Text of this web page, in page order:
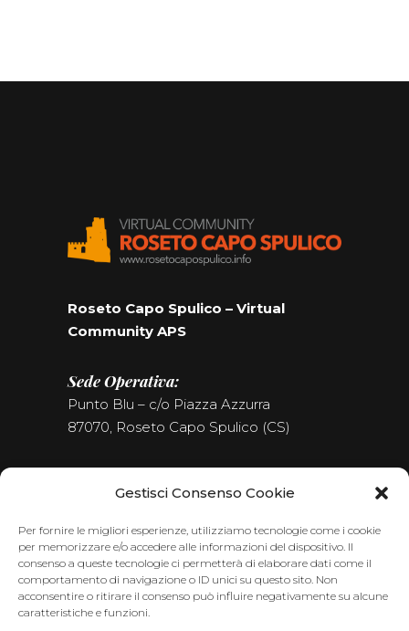
Gestisci Consenso Cookie
Per fornire le migliori esperienze, utilizziamo tecnologie come i cookie
per memorizzare e/o accedere alle informazioni del dispositivo. Il
consenso a queste tecnologie ci permetterà di elaborare dati come il
comportamento di navigazione o ID unici su questo sito. Non
acconsentire o ritirare il consenso può influire negativamente su alcune
caratteristiche e funzioni.
Roseto Capo Spulico – Virtual
Community APS
Sede Operativa:
Punto Blu – c/o Piazza Azzurra
87070, Roseto Capo Spulico (CS)
Seguici sui Social